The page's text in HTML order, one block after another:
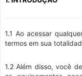
1.1 Ao acessar
termos em sua
1.2 Além disso, você